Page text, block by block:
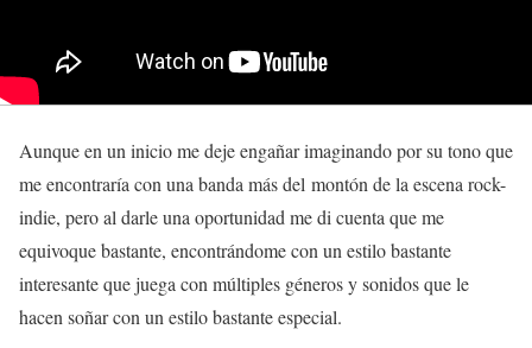
Aunque en un inicio me deje engañar imaginando por su tono que
me encontraría con una banda más del montón de la escena rock-
indie, pero al darle una oportunidad me di cuenta que me
equivoque bastante, encontrándome con un estilo bastante
interesante que juega con múltiples géneros y sonidos que le
hacen soñar con un estilo bastante especial.